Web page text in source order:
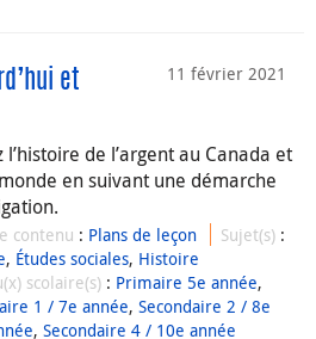
11 février 2021
et
l’histoire de l’argent au Canada et
en suivant une démarche
contenu : Plans de leçon Sujet(s) :
, Études sociales, Histoire
scolaire(s) : Primaire 5e année,
1 / 7e année, Secondaire 2 / 8e
, Secondaire 4 / 10e année